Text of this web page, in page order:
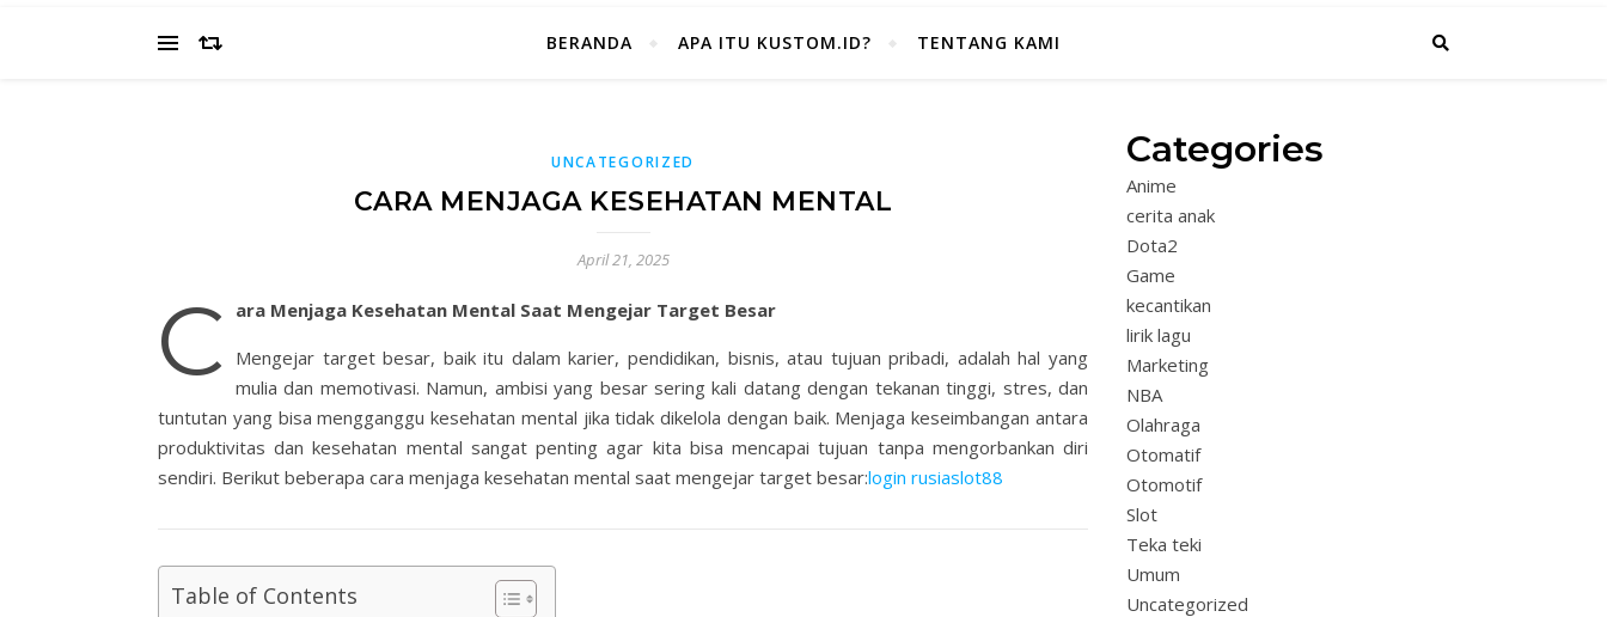
BERANDA APA ITU KUSTOM.ID? TENTANG KAMI
UNCATEGORIZED
CARA MENJAGA KESEHATAN MENTAL
April 21, 2025
C
ara Menjaga Kesehatan Mental Saat Mengejar Target Besar
Mengejar target besar, baik itu dalam karier, pendidikan, bisnis, atau tujuan pribadi, adalah hal yang
mulia dan memotivasi. Namun, ambisi yang besar sering kali datang dengan tekanan tinggi, stres, dan
tuntutan yang bisa mengganggu kesehatan mental jika tidak dikelola dengan baik. Menjaga keseimbangan antara
produktivitas dan kesehatan mental sangat penting agar kita bisa mencapai tujuan tanpa mengorbankan diri
sendiri. Berikut beberapa cara menjaga kesehatan mental saat mengejar target besar:login rusiaslot88
Table of Contents
Categories
Anime
cerita anak
Dota2
Game
kecantikan
lirik lagu
Marketing
NBA
Olahraga
Otomatif
Otomotif
Slot
Teka teki
Umum
Uncategorized